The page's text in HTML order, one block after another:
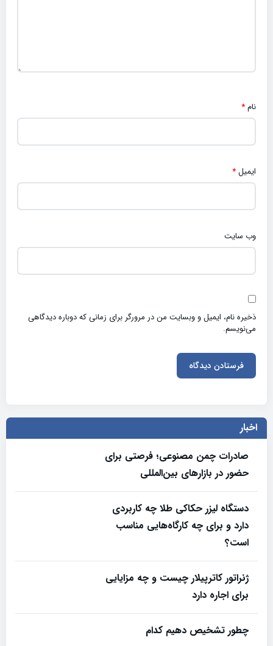
نام*
ایمیل*
وب‌ سایت
ذخیره نام، ایمیل و وبسایت من در مرورگر برای زمانی که دوباره دیدگاهی
می‌نویسم.
اخبار
صادرات چمن مصنوعی؛ فرصتی برای
حضور در بازارهای بین‌المللی
دستگاه لیزر حکاکی طلا چه کاربردی
دارد و برای چه کارگاه‌هایی مناسب
است؟
ژنراتور کاترپیلار چیست و چه مزایایی
برای اجاره دارد
چطور تشخیص دهیم کدام